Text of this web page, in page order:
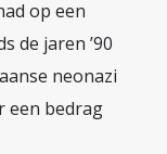
op een
de jaren ’90
neonazi
een bedrag